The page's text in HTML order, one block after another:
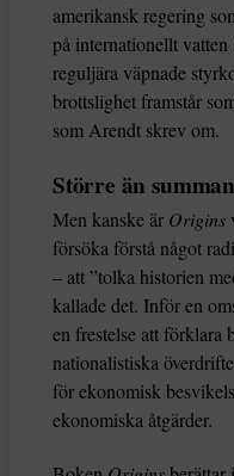
amerikansk regering
på internationellt
reguljära väpnade
brottslighet framstår
som Arendt skrev om.
Större än
Men kanske är Origins
försöka förstå något
– att ”tolka historien
kallade det. Inför en
en frestelse att förklara
nationalistiska
för ekonomisk
ekonomiska åtgärder.